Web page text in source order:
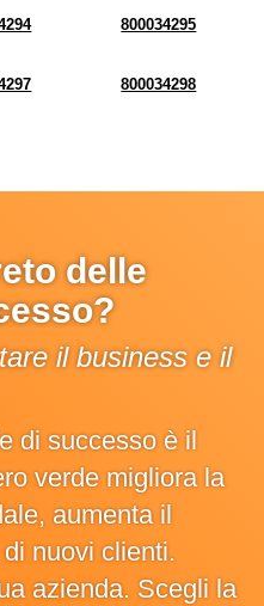
800034295
800034298
delle
il business e il
di successo è il
verde migliora la
aumenta il
nuovi clienti.
azienda. Scegli la